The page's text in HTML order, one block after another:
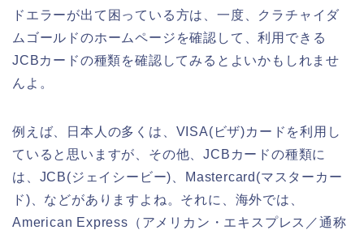
ドエラーが出て困っている方は、一度、クラチャイダ
ムゴールドのホームページを確認して、利用できる
JCBカードの種類を確認してみるとよいかもしれませ
んよ。
例えば、日本人の多くは、VISA(ビザ)カードを利用し
ていると思いますが、その他、JCBカードの種類に
は、JCB(ジェイシービー)、Mastercard(マスターカー
ド)、などがありますよね。それに、海外では、
American Express（アメリカン・エキスプレス／通称